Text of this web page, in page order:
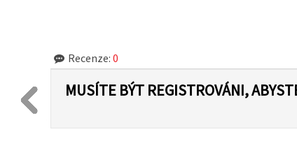
Recenze: 0
MUSÍTE BÝT REGISTROVÁNI,